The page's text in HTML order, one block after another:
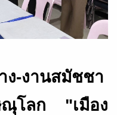
ง-งานสมัชชา
ณุโลก "เมือง